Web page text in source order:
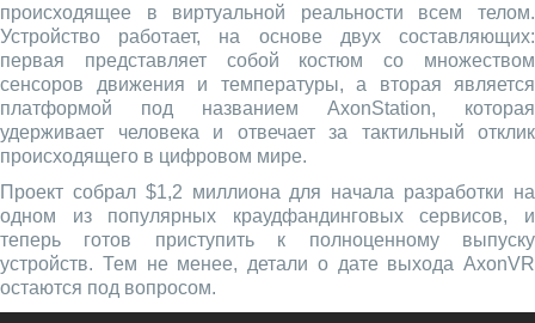
происходящее в виртуальной реальности всем телом.
Устройство работает, на основе двух составляющих:
первая представляет собой костюм со множеством
сенсоров движения и температуры, а вторая является
платформой под названием AxonStation, которая
удерживает человека и отвечает за тактильный отклик
происходящего в цифровом мире.
Проект собрал $1,2 миллиона для начала разработки на
одном из популярных краудфандинговых сервисов, и
теперь готов приступить к полноценному выпуску
устройств. Тем не менее, детали о дате выхода AxonVR
остаются под вопросом.